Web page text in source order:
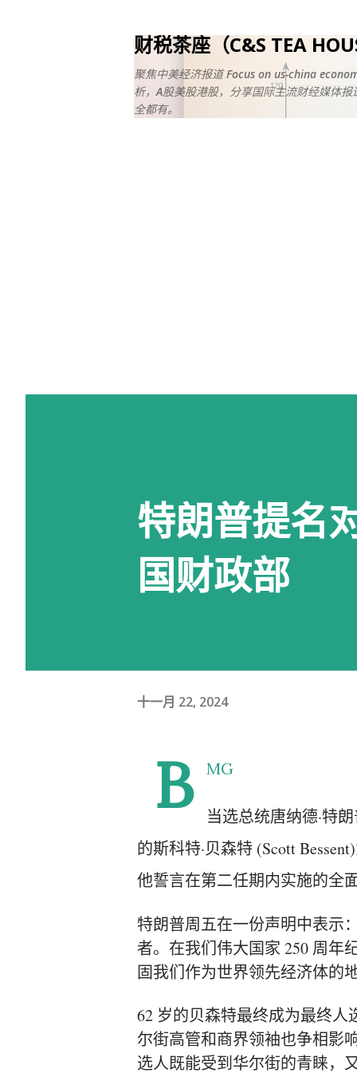
财税茶座（C&S TEA
聚焦中美经济报道 Focus on us-china
析，A股美股港股，分享国际主流财经媒体
全都有。
特朗普提名
国财政部
十一月 22, 2024
B MG
当选总统唐纳德·特
的斯科特·贝森特 (Scott Bessent)
他誓言在第二任期内实施的全
特朗普周五在一份声明中表示
者。在我们伟大国家 250 周年
固我们作为世界领先经济体的
62 岁的贝森特最终成为最终
尔街高管和商界领袖也争相影
选人既能受到华尔街的青睐，